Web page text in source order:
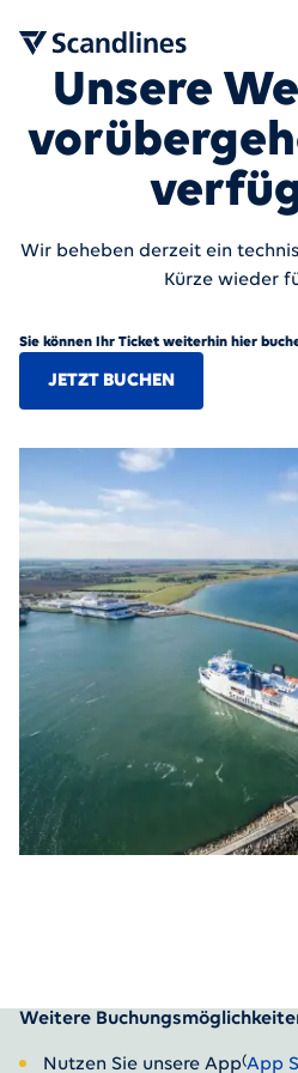
Unsere
Wir beheben derzeit ein
Kürze wieder
Sie können Ihr Ticket weiterhin hier
JETZT BUCHEN
Weitere
Nutzen Sie unsere App(App